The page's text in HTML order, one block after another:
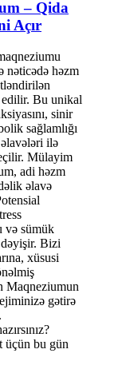
– Qida
Açır
nəticədə həzm
Bu unikal
sinir
sağlamlığı
ilə
Mülayim
adi həzm
əlavə
və sümük
dəyişir. Bizi
xüsusi
Maqneziumun
gətirə
üçün bu gün